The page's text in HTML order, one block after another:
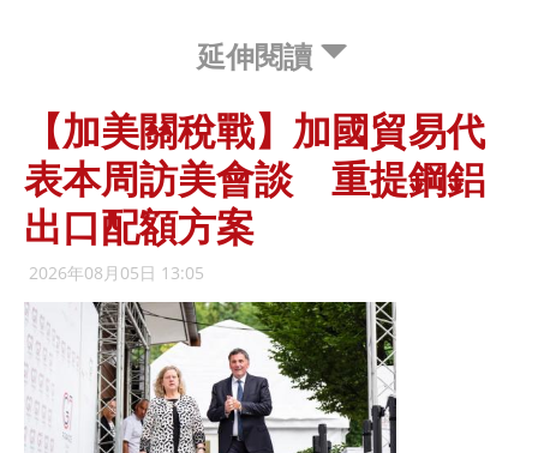
延伸閱讀
【加美關稅戰】加國貿易代
表本周訪美會談 重提鋼鋁
出口配額方案
2026年08月05日 13:05